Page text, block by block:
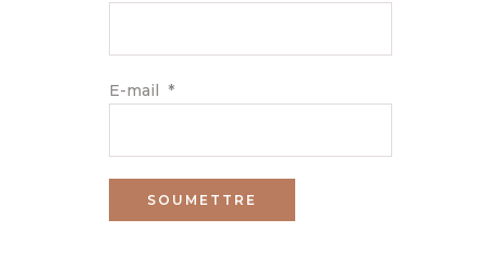
E-mail *